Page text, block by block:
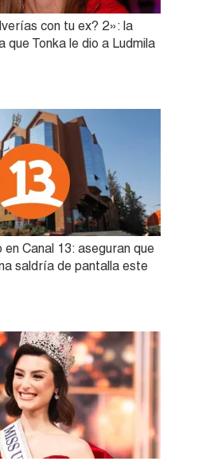
con tu ex? 2»: la
que Tonka le dio a Ludmila
Canal 13: aseguran que
saldría de pantalla este